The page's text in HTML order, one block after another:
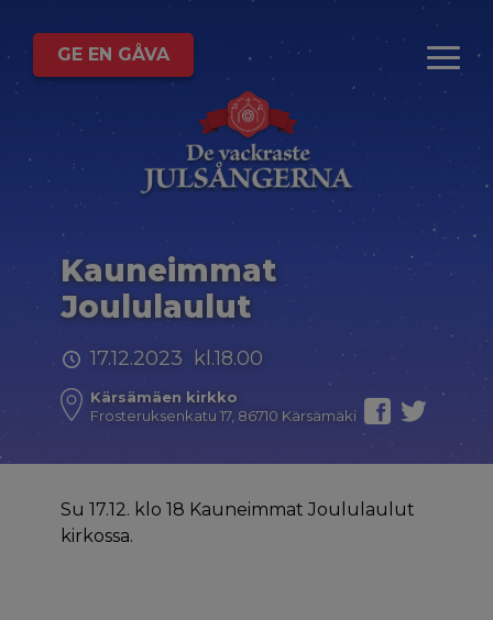
GE EN GÅVA
Kauneimmat
Joululaulut
17.12.2023 kl.18.00
Kärsämäen kirkko
Frosteruksenkatu 17, 86710 Kärsämäki
Su 17.12. klo 18 Kauneimmat Joululaulut
kirkossa.